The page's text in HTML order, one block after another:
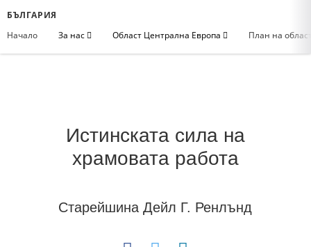
БЪЛГАРИЯ
Начало
За нас Област Централна Европа План на
Истинската сила на
храмовата работа
Старейшина Дейл Г. Ренлънд